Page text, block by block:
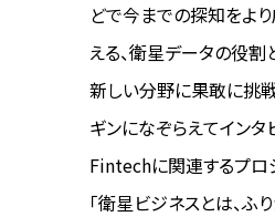
どで今までの探知をよ
える、衛星データの役割
新しい分野に果敢に挑
ギンになぞらえてインタ
Fintechに関連するプロ
「衛星ビジネスとは、